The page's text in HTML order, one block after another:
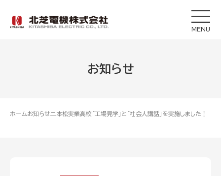
MENU
お知らせ
ホームお知らせ二本松実業高校「工場見学」と「社会人講話」を実施しました！